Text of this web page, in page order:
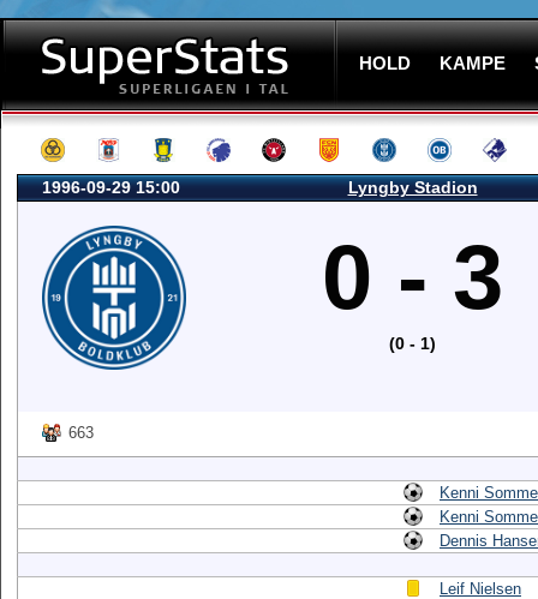
HOLD KAMPE
1996-09-29 15:00 Lyngby Stadion
0 - 3
(0 - 1)
663
Kenni
Kenni
Dennis
Leif Nielsen